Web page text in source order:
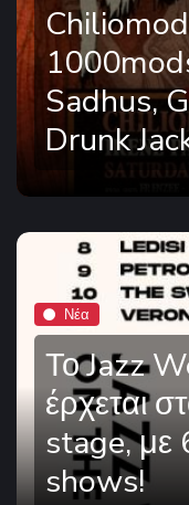
Sadhus,
Drunk
Νέα
Το Jazz
έρχεται
stage, με
shows!